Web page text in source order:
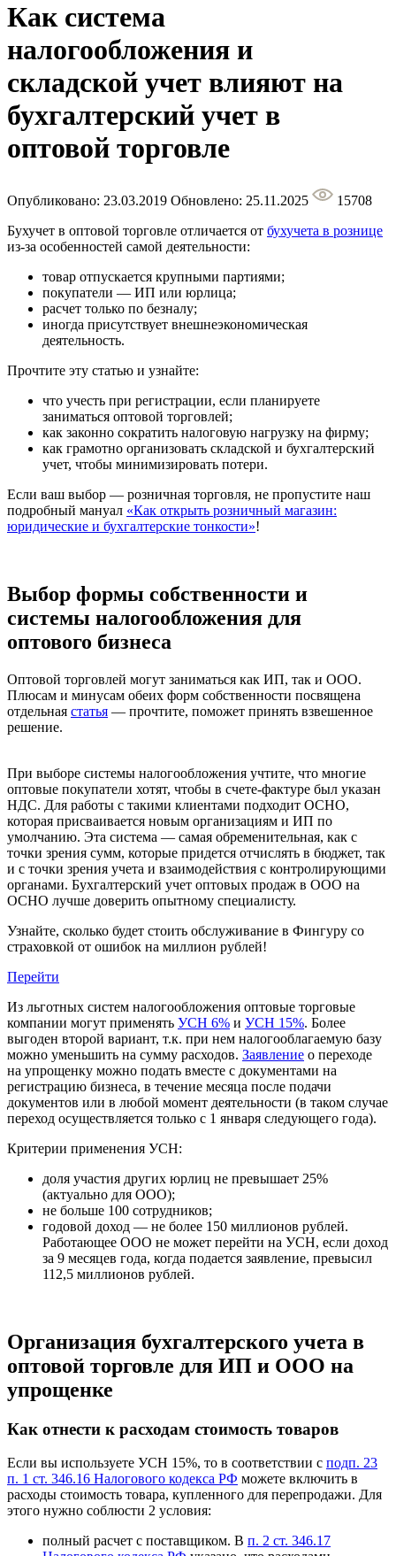
Как система
налогообложения и
складской учет влияют на
бухгалтерский учет в
оптовой торговле
Опубликовано: 23.03.2019 Обновлено: 25.11.2025
15708
Бухучет в оптовой торговле отличается от бухучета в рознице
из-за особенностей самой деятельности:
товар отпускается крупными партиями;
покупатели — ИП или юрлица;
расчет только по безналу;
иногда присутствует внешнеэкономическая
деятельность.
Прочтите эту статью и узнайте:
что учесть при регистрации, если планируете
заниматься оптовой торговлей;
как законно сократить налоговую нагрузку на фирму;
как грамотно организовать складской и бухгалтерский
учет, чтобы минимизировать потери.
Если ваш выбор — розничная торговля, не пропустите наш
подробный мануал «Как открыть розничный магазин:
юридические и бухгалтерские тонкости»!
Выбор формы собственности и
системы налогообложения для
оптового бизнеса
Оптовой торговлей могут заниматься как ИП, так и ООО.
Плюсам и минусам обеих форм собственности посвящена
отдельная статья — прочтите, поможет принять взвешенное
решение.
При выборе системы налогообложения учтите, что многие
оптовые покупатели хотят, чтобы в счете-фактуре был указан
НДС. Для работы с такими клиентами подходит ОСНО,
которая присваивается новым организациям и ИП по
умолчанию. Эта система — самая обременительная, как с
точки зрения сумм, которые придется отчислять в бюджет, так
и с точки зрения учета и взаимодействия с контролирующими
органами. Бухгалтерский учет оптовых продаж в ООО на
ОСНО лучше доверить опытному специалисту.
Узнайте, сколько будет стоить обслуживание в Фингуру со
страховкой от ошибок на миллион рублей!
Перейти
Из льготных систем налогообложения оптовые торговые
компании могут применять УСН 6% и УСН 15%. Более
выгоден второй вариант, т.к. при нем налогооблагаемую базу
можно уменьшить на сумму расходов. Заявление о переходе
на упрощенку можно подать вместе с документами на
регистрацию бизнеса, в течение месяца после подачи
документов или в любой момент деятельности (в таком случае
переход осуществляется только с 1 января следующего года).
Критерии применения УСН:
доля участия других юрлиц не превышает 25%
(актуально для ООО);
не больше 100 сотрудников;
годовой доход — не более 150 миллионов рублей.
Работающее ООО не может перейти на УСН, если доход
за 9 месяцев года, когда подается заявление, превысил
112,5 миллионов рублей.
Организация бухгалтерского учета в
оптовой торговле для ИП и ООО на
упрощенке
Как отнести к расходам стоимость товаров
Если вы используете УСН 15%, то в соответствии с подп. 23
п. 1 ст. 346.16 Налогового кодекса РФ можете включить в
расходы стоимость товара, купленного для перепродажи. Для
этого нужно соблюсти 2 условия:
полный расчет с поставщиком. В п. 2 ст. 346.17